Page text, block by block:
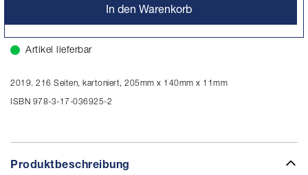
In den Warenkorb
Artikel lieferbar
2019. 216 Seiten, kartoniert, 205mm x 140mm x 11mm
ISBN 978-3-17-036925-2
Produktbeschreibung